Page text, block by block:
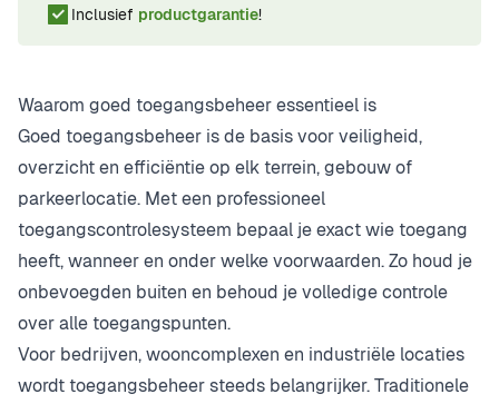
Inclusief productgarantie!
Waarom goed toegangsbeheer essentieel is
Goed toegangsbeheer is de basis voor veiligheid,
overzicht en efficiëntie op elk terrein, gebouw of
parkeerlocatie. Met een professioneel
toegangscontrolesysteem bepaal je exact wie toegang
heeft, wanneer en onder welke voorwaarden. Zo houd je
onbevoegden buiten en behoud je volledige controle
over alle toegangspunten.
Voor bedrijven, wooncomplexen en industriële locaties
wordt toegangsbeheer steeds belangrijker. Traditionele